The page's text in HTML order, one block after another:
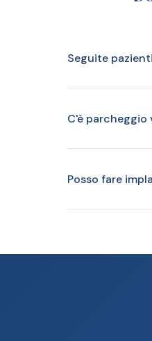
Seguite
C'è
Posso fare